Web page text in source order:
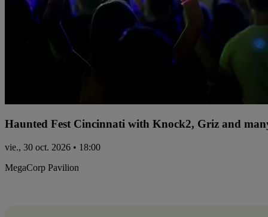
Haunted Fest Cincinnati with Knock2, Griz and
vie., 30 oct. 2026 • 18:00
MegaCorp Pavilion